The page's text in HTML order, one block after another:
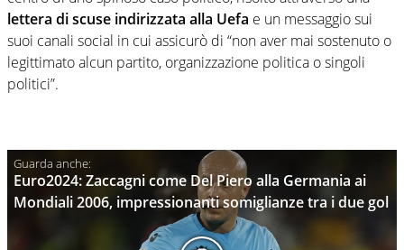
lettera di scuse indirizzata alla Uefa e un messaggio sui
suoi canali social in cui assicurò di “non aver mai sostenuto o
legittimato alcun partito, organizzazione politica o singoli
politici”.
Euro2024: Zaccagni come Del Piero alla Germania ai
Mondiali 2006, impressionanti somiglianze tra i due gol